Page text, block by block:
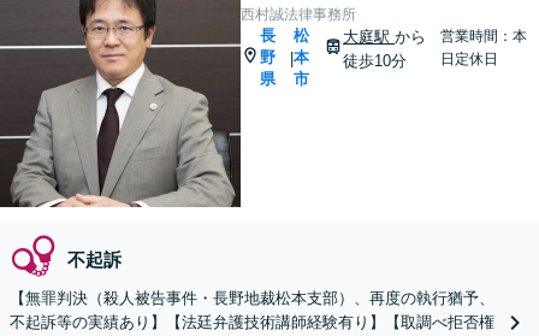
西村誠法律事務所
長
野
県
|
松
本
市
大庭駅 から
徒歩10分
営業時間：本
日定休日
不起訴
【無罪判決（殺人被告事件・長野地裁松本支部）、再度の執行猶予、
不起訴等の実績あり】【法廷弁護技術講師経験有り】【取調べ拒否権